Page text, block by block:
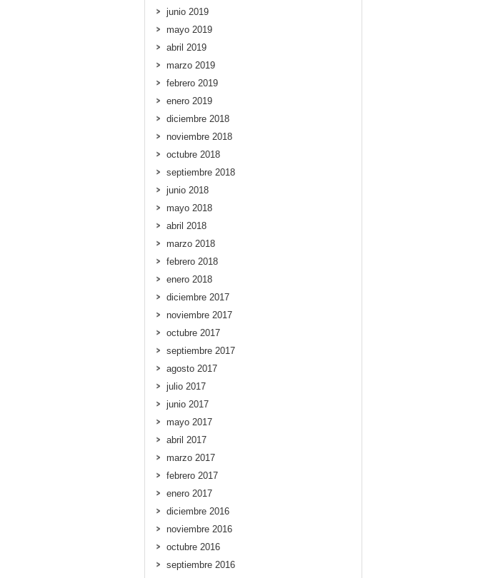
junio 2019
mayo 2019
abril 2019
marzo 2019
febrero 2019
enero 2019
diciembre 2018
noviembre 2018
octubre 2018
septiembre 2018
junio 2018
mayo 2018
abril 2018
marzo 2018
febrero 2018
enero 2018
diciembre 2017
noviembre 2017
octubre 2017
septiembre 2017
agosto 2017
julio 2017
junio 2017
mayo 2017
abril 2017
marzo 2017
febrero 2017
enero 2017
diciembre 2016
noviembre 2016
octubre 2016
septiembre 2016